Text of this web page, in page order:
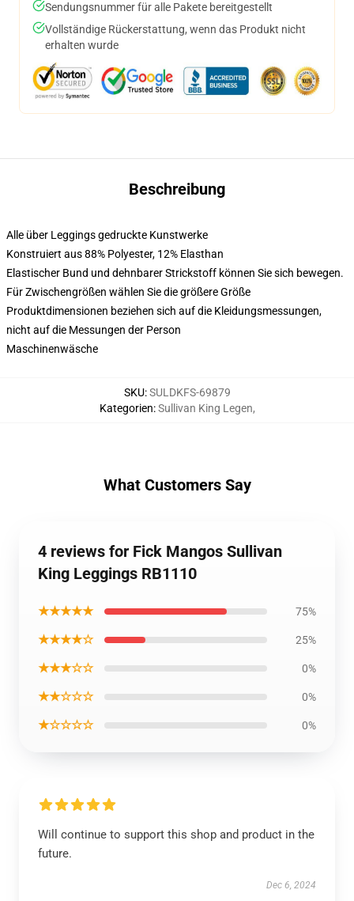
Sendungsnummer für alle Pakete bereitgestellt
Vollständige Rückerstattung, wenn das Produkt nicht
erhalten wurde
Beschreibung
Alle über Leggings gedruckte Kunstwerke
Konstruiert aus 88% Polyester, 12% Elasthan
Elastischer Bund und dehnbarer Strickstoff können Sie sich bewegen.
Für Zwischengrößen wählen Sie die größere Größe
Produktdimensionen beziehen sich auf die Kleidungsmessungen,
nicht auf die Messungen der Person
Maschinenwäsche
SKU:SULDKFS-69879
Kategorien:Sullivan King Legen,
What Customers Say
4 reviews for Fick Mangos Sullivan
King Leggings RB1110
★★★★★ 75%
★★★★☆ 25%
★★★☆☆ 0%
★★☆☆☆ 0%
★☆☆☆☆ 0%
Will continue to support this shop and product in the
future.
Dec 6, 2024